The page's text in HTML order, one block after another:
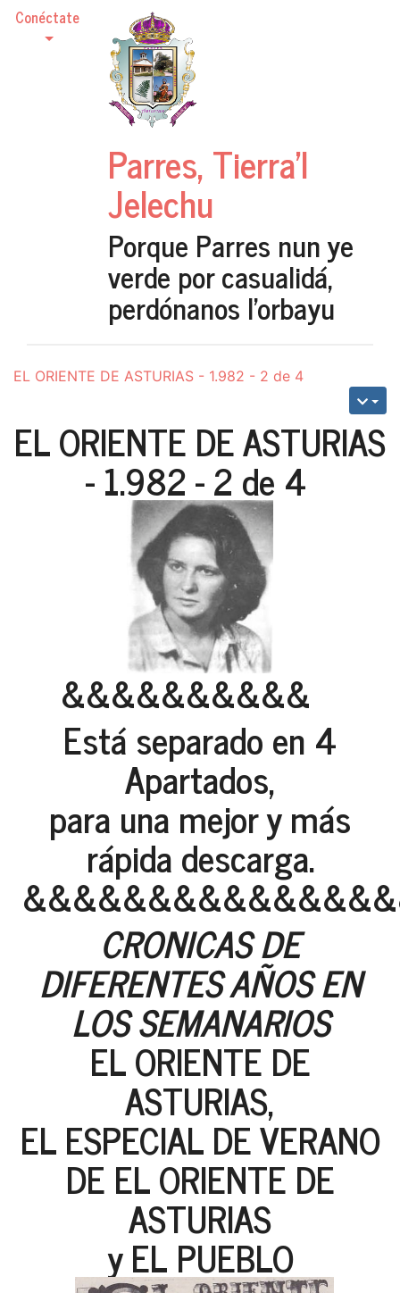
Conéctate
Parres, Tierra'l
Jelechu
Porque Parres nun ye
verde por casualidá,
perdónanos l'orbayu
EL ORIENTE DE ASTURIAS - 1.982 - 2 de 4
EL ORIENTE DE ASTURIAS
- 1.982 - 2 de 4
&&&&&&&&&&
Está separado en 4
Apartados,
para una mejor y más
rápida descarga.
CRONICAS DE
DIFERENTES AÑOS EN
LOS SEMANARIOS
EL ORIENTE DE
ASTURIAS,
EL ESPECIAL DE VERANO
DE EL ORIENTE DE
ASTURIAS
y EL PUEBLO